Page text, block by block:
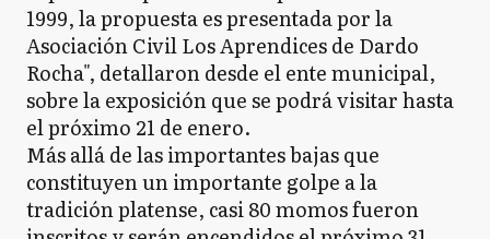
1999, la propuesta es presentada por la
Asociación Civil Los Aprendices de Dardo
Rocha", detallaron desde el ente municipal,
sobre la exposición que se podrá visitar hasta
el próximo 21 de enero.
Más allá de las importantes bajas que
constituyen un importante golpe a la
tradición platense, casi 80 momos fueron